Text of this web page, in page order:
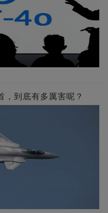
，到底有多厲害呢？